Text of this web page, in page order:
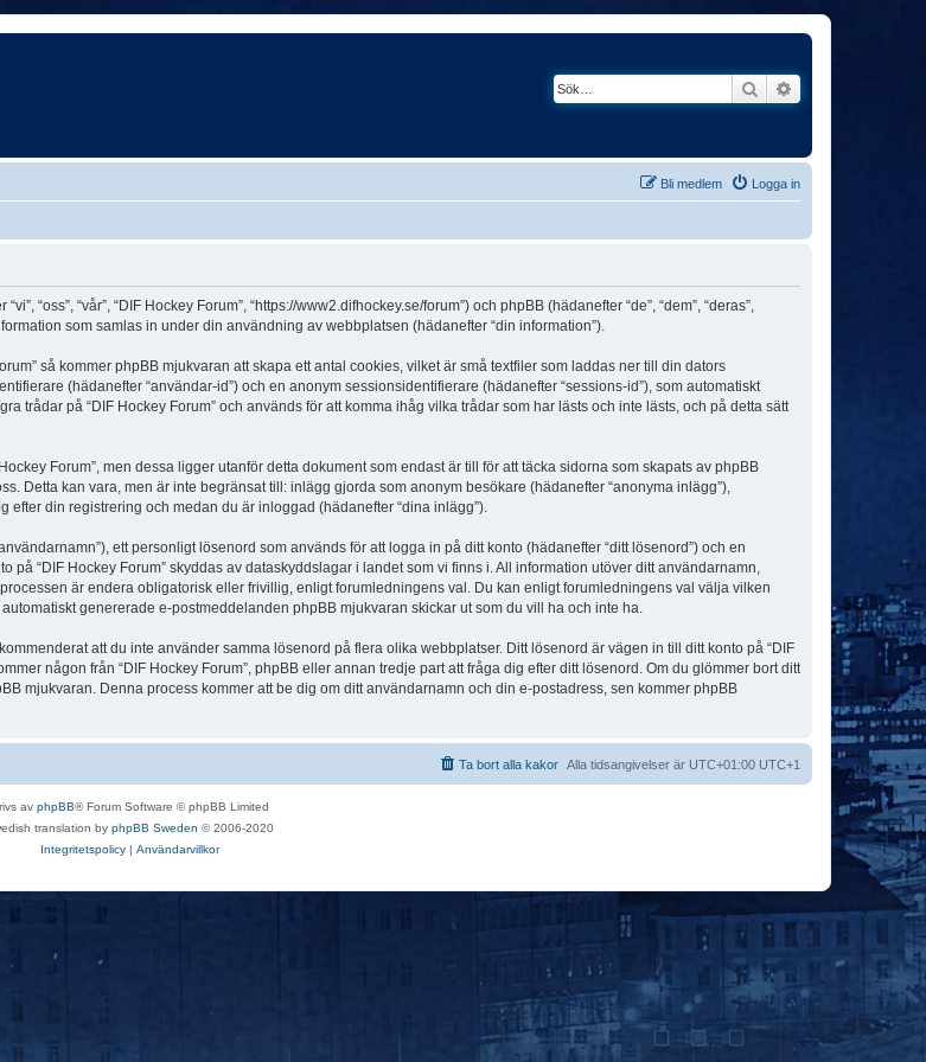
Sök
Logga in
Bli medlem
“oss”, “vår”, “DIF Hockey Forum”, “https://www2.difhockey.se/forum”) och phpBB (hädanefter “de”, “dem”, “deras”,
som samlas in under din användning av webbplatsen (hädanefter “din information”).
så kommer phpBB mjukvaran att skapa ett antal cookies, vilket är små textfiler som laddas ner till din dators
(hädanefter “användar-id”) och en anonym sessionsidentifierare (hädanefter “sessions-id”), som automatiskt
trådar på “DIF Hockey Forum” och används för att komma ihåg vilka trådar som har lästs och inte lästs, och på detta sätt
Forum”, men dessa ligger utanför detta dokument som endast är till för att täcka sidorna som skapats av phpBB
Detta kan vara, men är inte begränsat till: inlägg gjorda som anonym besökare (hädanefter “anonyma inlägg”),
efter din registrering och medan du är inloggad (hädanefter “dina inlägg”).
ett personligt lösenord som används för att logga in på ditt konto (hädanefter “ditt lösenord”) och en
“DIF Hockey Forum” skyddas av dataskyddslagar i landet som vi finns i. All information utöver ditt användarnamn,
är endera obligatorisk eller frivillig, enligt forumledningens val. Du kan enligt forumledningens val välja vilken
genererade e-postmeddelanden phpBB mjukvaran skickar ut som du vill ha och inte ha.
att du inte använder samma lösenord på flera olika webbplatser. Ditt lösenord är vägen in till ditt konto på “DIF
någon från “DIF Hockey Forum”, phpBB eller annan tredje part att fråga dig efter ditt lösenord. Om du glömmer bort ditt
mjukvaran. Denna process kommer att be dig om ditt användarnamn och din e-postadress, sen kommer phpBB
Alla tidsangivelser är UTC+01:00 UTC+1
Ta bort alla kakor
av phpBB® Forum Software © phpBB Limited
translation by phpBB Sweden © 2006-2020
Integritetspolicy| Användarvillkor